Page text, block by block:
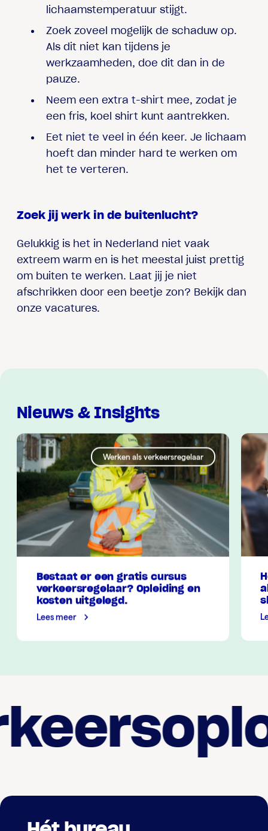
lichaamstemperatuur stijgt.
Zoek zoveel mogelijk de schaduw op.
Als dit niet kan tijdens je
werkzaamheden, doe dit dan in de
pauze.
Neem een extra t-shirt mee, zodat je
een fris, koel shirt kunt aantrekken.
Eet niet te veel in één keer. Je lichaam
hoeft dan minder hard te werken om
het te verteren.
Zoek jij werk in de buitenlucht?
Gelukkig is het in Nederland niet vaak
extreem warm en is het meestal juist prettig
om buiten te werken. Laat jij je niet
afschrikken door een beetje zon? Bekijk dan
onze vacatures.
Nieuws & Insights
Werken als verkeersregelaar
Bestaat er een gratis cursus
verkeersregelaar? Opleiding en
kosten uitgelegd.
Lees meer